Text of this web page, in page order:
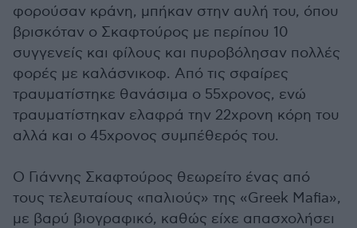
φορούσαν κράνη, μπήκαν στην αυλή του, όπου
βρισκόταν ο Σκαφτούρος με περίπου 10
συγγενείς και φίλους και πυροβόλησαν πολλές
φορές με καλάσνικοφ. Από τις σφαίρες
τραυματίστηκε θανάσιμα ο 55χρονος, ενώ
τραυματίστηκαν ελαφρά την 22χρονη κόρη του
αλλά και ο 45χρονος συμπέθερός του.
Ο Γιάννης Σκαφτούρος θεωρείτο ένας από
τους τελευταίους «παλιούς» της «Greek Mafia»,
με βαρύ βιογραφικό, καθώς είχε απασχολήσει